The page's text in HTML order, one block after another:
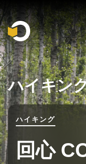
Main
ハイキン
ハイキング
回心